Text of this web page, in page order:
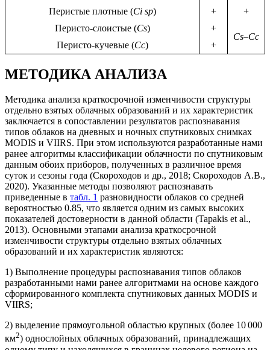
Перистые плотные (Ci sp) +
+
Перисто-слоистые (Cs)
+
Cs–Cc
Перисто-кучевые (Cc) +
МЕТОДИКА АНАЛИЗА
Методика анализа краткосрочной изменчивости структуры
отдельно взятых облачных образований и их характеристик
заключается в сопоставлении результатов распознавания
типов облаков на дневных и ночных спутниковых снимках
MODIS и VIIRS. При этом используются разработанные нами
ранее алгоритмы классификации облачности по спутниковым
данным обоих приборов, полученных в различное время
суток и сезоны года (Скороходов и др., 2018; Скороходов А.В.,
2020). Указанные методы позволяют распознавать
приведенные в табл. 1 разновидности облаков со средней
вероятностью 0.85, что является одним из самых высоких
показателей достоверности в данной области (Tapakis et al.,
2013). Основными этапами анализа краткосрочной
изменчивости структуры отдельно взятых облачных
образований и их характеристик являются:
1) Выполнение процедуры распознавания типов облаков
разработанными нами ранее алгоритмами на основе каждого
сформированного комплекта спутниковых данных MODIS и
VIIRS;
2) выделение прямоугольной областью крупных (более 10 000
км2) однослойных облачных образований, принадлежащих